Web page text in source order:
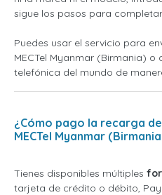
sigue los pasos para
Puedes usar el servicio para
MECTel Myanmar (Birmania)
telefónica del mundo de
¿Cómo pago la recarga
MECTel Myanmar
Tienes disponibles múltiples
tarjeta de crédito o débito,